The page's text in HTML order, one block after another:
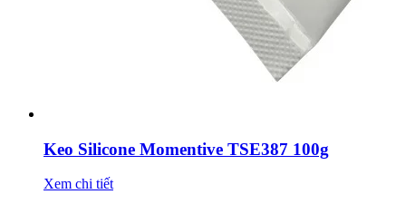
Keo Silicone Momentive TSE387 100g
Xem chi tiết